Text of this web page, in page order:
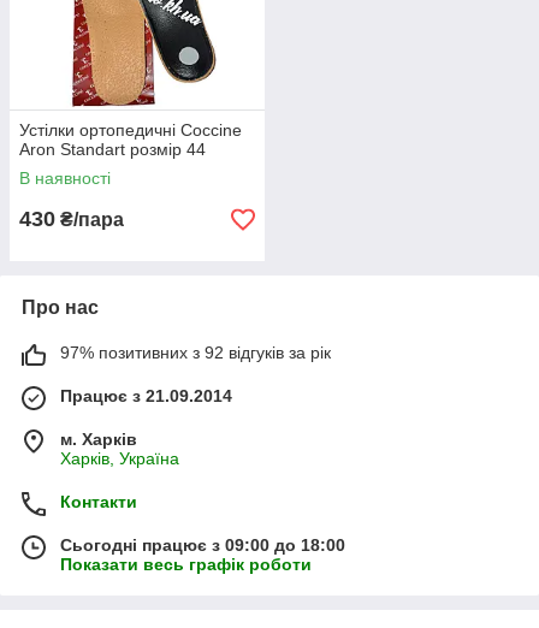
Устілки ортопедичні Coccine
Aron Standart розмір 44
В наявності
430 ₴/пара
Про нас
97% позитивних з 92 відгуків за рік
Працює з 21.09.2014
м. Харків
Харків, Україна
Контакти
Сьогодні працює з 09:00 до 18:00
Показати весь графік роботи